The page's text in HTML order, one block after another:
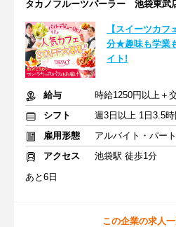
タカノフルーツパーラー 池袋東武
【スイーツカ
分★趣味も学業
イト!
給与
時給1250円以上＋
シフト
雇用形態
アルバイト・パート
アクセス
池袋駅 徒歩1分
あと6日
この企業の求人